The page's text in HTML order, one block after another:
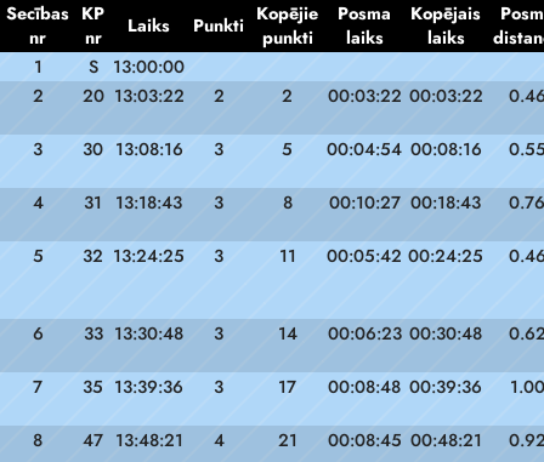
Secības
nr
KP
nr
Laiks Punkti Kopējie
punkti
Posma
laiks
Kopējais
laiks
1
S
13:00:00
2
20 13:03:22 2 2 00:03:22 00:03:22
3 30 13:08:16 3 5 00:04:54 00:08:16
4 31 13:18:43 3 8 00:10:27 00:18:43 0.76
5 32 13:24:25 3 11 00:05:42 00:24:25
6 33 13:30:48 3 14 00:06:23 00:30:48
7 35 13:39:36 3 17 00:08:48 00:39:36 1.00
8 47 13:48:21 4 21 00:08:45 00:48:21